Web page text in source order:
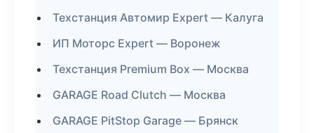
Техстанция Автомир Expert — Калуга
ИП Моторс Expert — Воронеж
Техстанция Premium Box — Москва
GARAGE Road Clutch — Москва
GARAGE PitStop Garage — Брянск